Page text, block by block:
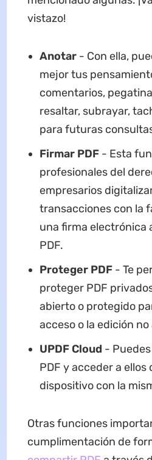
vistazo!
Anotar - Con ella,
mejor tus
comentarios,
resaltar, subrayar,
para futuras
Firmar PDF - Esta
profesionales del
empresarios
transacciones con la
una firma electrónica
PDF.
Proteger PDF - Te
proteger PDF
abierto o protegido
acceso o la edición
UPDF Cloud -
PDF y acceder a
dispositivo con la
Otras funciones
cumplimentación de